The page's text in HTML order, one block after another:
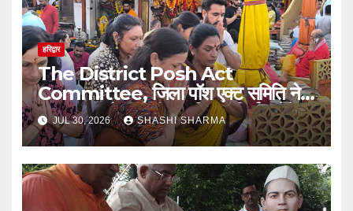
हरिद्वार
The District Posh Act
Committee, जिला पॉश एक्ट समिति ने
गंगा पूजन और आरती कर निष्पक्ष निर्णय लेने
का मां गंगा से आशीर्वाद लिया।
JUL 30, 2026 SHASHI SHARMA